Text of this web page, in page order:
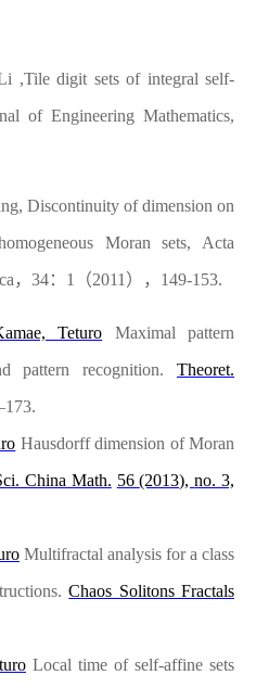
,Tile digit sets of integral self-
of Engineering Mathematics,
Discontinuity of dimension on
Moran sets, Acta
， 34： 1 （2011 ）， 149-153.
Teturo Maximal pattern
pattern recognition. Theoret.
Hausdorff dimension of Moran
China Math. 56(2013),no. 3,
Multifractal analysis for a class
Chaos Solitons Fractals
Local time of self-affine sets